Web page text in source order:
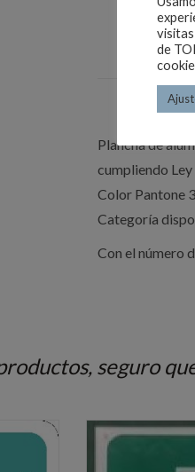
Plancha de
cumpliendo
Color Pantone
Categoría
Con el número
seguro
de